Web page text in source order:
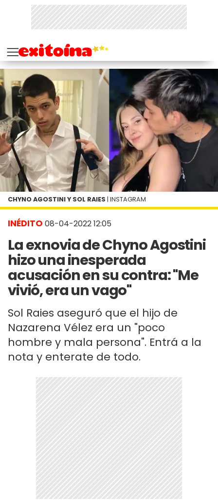
INÉDITO 08-04-2022 12:05
La exnovia de Chyno Agostini
hizo una inesperada
acusación en su contra: "Me
vivió, era un vago"
Sol Raies aseguró que el hijo de
Nazarena Vélez era un "poco
hombre y mala persona". Entrá a la
nota y enterate de todo.
CHYNO AGOSTINI Y SOL RAIES | INSTAGRAM